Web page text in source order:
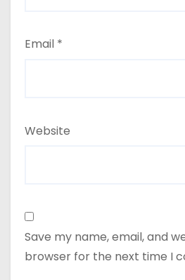
Email *
Website
Save my name, email, and
browser for the next time I